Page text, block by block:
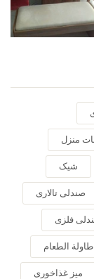
منزل
شیک
صندلی تالاری
فلزی
طاولة الطعام
میز غذاخوری